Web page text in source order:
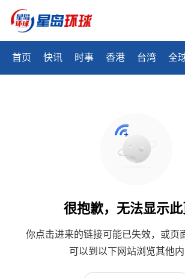
首页 快讯 时事 香港 台湾 全
很抱歉，无法显示
你点击进来的链接可能已失效，或页
可以到以下网站浏览其他内